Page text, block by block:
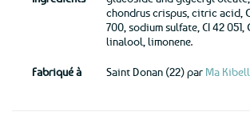
chondrus crispus, citric acid, CI
700, sodium sulfate, CI 42 051,
linalool, limonene.
Fabriqué à Saint Donan (22) par Ma Kibell